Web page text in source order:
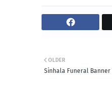
OLDER
Sinhala Funeral